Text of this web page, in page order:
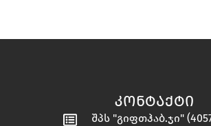
ᲙᲝᲜᲢᲐᲥᲢᲘ
შპს "გიფთჰაბ.ჯი"